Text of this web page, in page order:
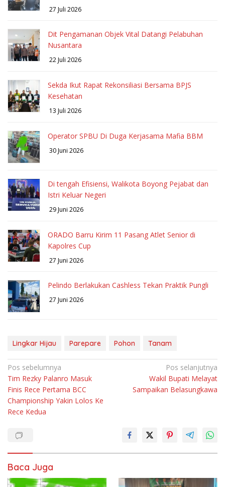
27 Juli 2026
Dit Pengamanan Objek Vital Datangi Pelabuhan
Nusantara
22 Juli 2026
Sekda Ikut Rapat Rekonsiliasi Bersama BPJS
Kesehatan
13 Juli 2026
Operator SPBU Di Duga Kerjasama Mafia BBM
30 Juni 2026
Di tengah Efisiensi, Walikota Boyong Pejabat dan
Istri Keluar Negeri
29 Juni 2026
ORADO Barru Kirim 11 Pasang Atlet Senior di
Kapolres Cup
27 Juni 2026
Pelindo Berlakukan Cashless Tekan Praktik Pungli
27 Juni 2026
Lingkar Hijau Parepare Pohon Tanam
Navigasi
pos
Pos sebelumnya
Tim Rezky Palanro Masuk
Finis Rece Pertama BCC
Championship Yakin Lolos Ke
Rece Kedua
Pos selanjutnya
Wakil Bupati Melayat
Sampaikan Belasungkawa
Baca Juga